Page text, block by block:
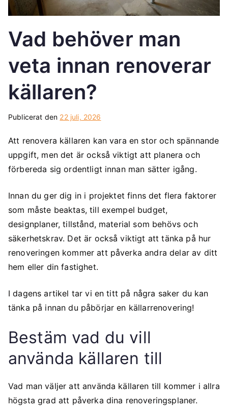
Vad behöver man
veta innan renoverar
källaren?
Publicerat den 22 juli, 2026
Att renovera källaren kan vara en stor och spännande
uppgift, men det är också viktigt att planera och
förbereda sig ordentligt innan man sätter igång.
Innan du ger dig in i projektet finns det flera faktorer
som måste beaktas, till exempel budget,
designplaner, tillstånd, material som behövs och
säkerhetskrav. Det är också viktigt att tänka på hur
renoveringen kommer att påverka andra delar av ditt
hem eller din fastighet.
I dagens artikel tar vi en titt på några saker du kan
tänka på innan du påbörjar en källarrenovering!
Bestäm vad du vill
använda källaren till
Vad man väljer att använda källaren till kommer i allra
högsta grad att påverka dina renoveringsplaner.